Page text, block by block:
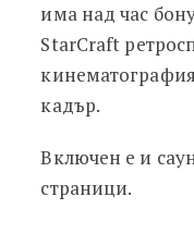
има над час
StarCraft
кадър.
Включен е и
страници.